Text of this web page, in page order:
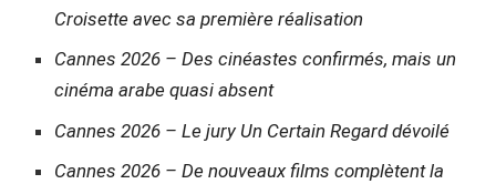
Croisette avec sa première réalisation
Cannes 2026 – Des cinéastes confirmés, mais un
cinéma arabe quasi absent
Cannes 2026 – Le jury Un Certain Regard dévoilé
Cannes 2026 – De nouveaux films complètent la